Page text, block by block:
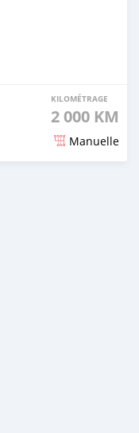
KILOMÉTRAGE
2 000 KM
Manuelle